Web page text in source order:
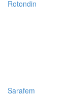
Rotondin
Sarafem